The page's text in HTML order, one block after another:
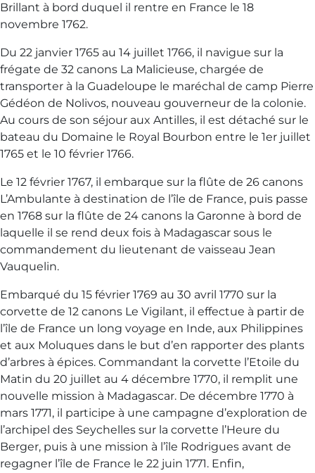
Brillant à bord duquel il rentre en France le 18
novembre 1762.
Du 22 janvier 1765 au 14 juillet 1766, il navigue sur la
frégate de 32 canons La Malicieuse, chargée de
transporter à la Guadeloupe le maréchal de camp Pierre
Gédéon de Nolivos, nouveau gouverneur de la colonie.
Au cours de son séjour aux Antilles, il est détaché sur le
bateau du Domaine le Royal Bourbon entre le 1er juillet
1765 et le 10 février 1766.
Le 12 février 1767, il embarque sur la flûte de 26 canons
L’Ambulante à destination de l’île de France, puis passe
en 1768 sur la flûte de 24 canons la Garonne à bord de
laquelle il se rend deux fois à Madagascar sous le
commandement du lieutenant de vaisseau Jean
Vauquelin.
Embarqué du 15 février 1769 au 30 avril 1770 sur la
corvette de 12 canons Le Vigilant, il effectue à partir de
l’île de France un long voyage en Inde, aux Philippines
et aux Moluques dans le but d’en rapporter des plants
d’arbres à épices. Commandant la corvette l’Etoile du
Matin du 20 juillet au 4 décembre 1770, il remplit une
nouvelle mission à Madagascar. De décembre 1770 à
mars 1771, il participe à une campagne d’exploration de
l’archipel des Seychelles sur la corvette l’Heure du
Berger, puis à une mission à l’île Rodrigues avant de
regagner l’île de France le 22 juin 1771. Enfin,